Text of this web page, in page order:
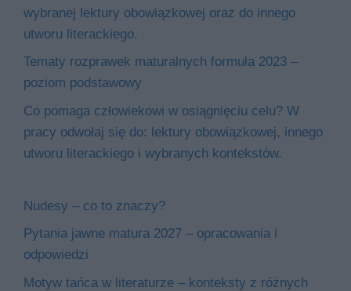
wybranej lektury obowiązkowej oraz do innego
utworu literackiego.
Tematy rozprawek maturalnych formuła 2023 –
poziom podstawowy
Co pomaga człowiekowi w osiągnięciu celu? W
pracy odwołaj się do: lektury obowiązkowej, innego
utworu literackiego i wybranych kontekstów.
Nudesy – co to znaczy?
Pytania jawne matura 2027 – opracowania i
odpowiedzi
Motyw tańca w literaturze – konteksty z różnych